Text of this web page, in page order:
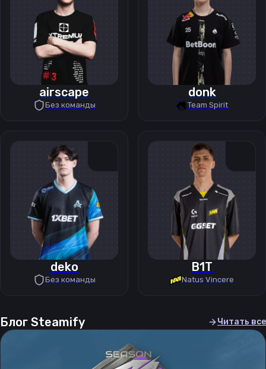
airscape
Без команды
donk
Team Spirit
deko
Без команды
B1T
Natus Vincere
Блог Steamify Читать все